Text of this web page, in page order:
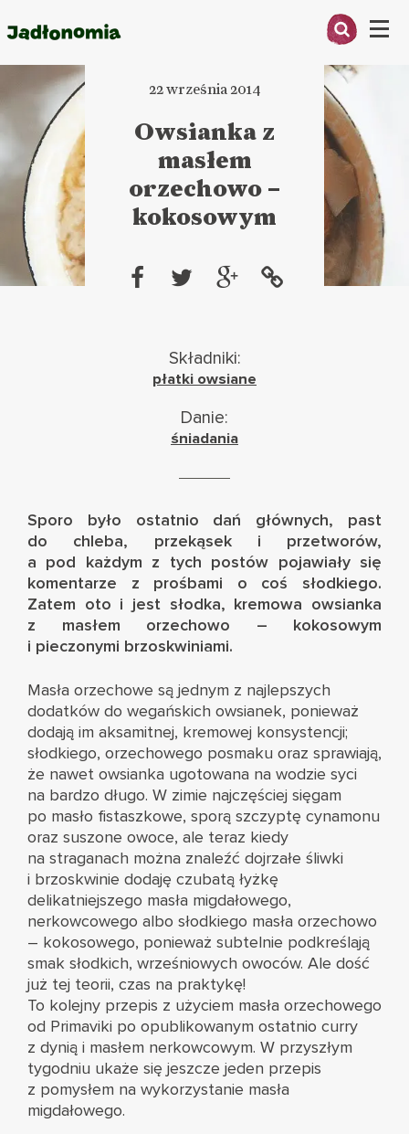
Menu
O MNIE
PRZEPISY
ARTYKUŁY
KSIĄŻKI
KONTAKT
22 września 2014
Owsianka z
masłem
orzechowo –
kokosowym
Składniki:
płatki owsiane
Danie:
śniadania
Sporo było ostatnio dań głównych, past
do chleba, przekąsek i przetworów,
a pod każdym z tych postów pojawiały się
komentarze z prośbami o coś słodkiego.
Zatem oto i jest słodka, kremowa owsianka
z masłem orzechowo – kokosowym
i pieczonymi brzoskwiniami.
Masła orzechowe są jednym z najlepszych
dodatków do wegańskich owsianek, ponieważ
dodają im aksamitnej, kremowej konsystencji;
słodkiego, orzechowego posmaku oraz sprawiają,
że nawet owsianka ugotowana na wodzie syci
na bardzo długo. W zimie najczęściej sięgam
po masło fistaszkowe, sporą szczyptę cynamonu
oraz suszone owoce, ale teraz kiedy
na straganach można znaleźć dojrzałe śliwki
i brzoskwinie dodaję czubatą łyżkę
delikatniejszego masła migdałowego,
nerkowcowego albo słodkiego masła orzechowo
– kokosowego, ponieważ subtelnie podkreślają
smak słodkich, wrześniowych owoców. Ale dość
już tej teorii, czas na praktykę!
To kolejny przepis z użyciem masła orzechowego
od Primaviki po opublikowanym ostatnio curry
z dynią i masłem nerkowcowym. W przyszłym
tygodniu ukaże się jeszcze jeden przepis
z pomysłem na wykorzystanie masła
migdałowego.